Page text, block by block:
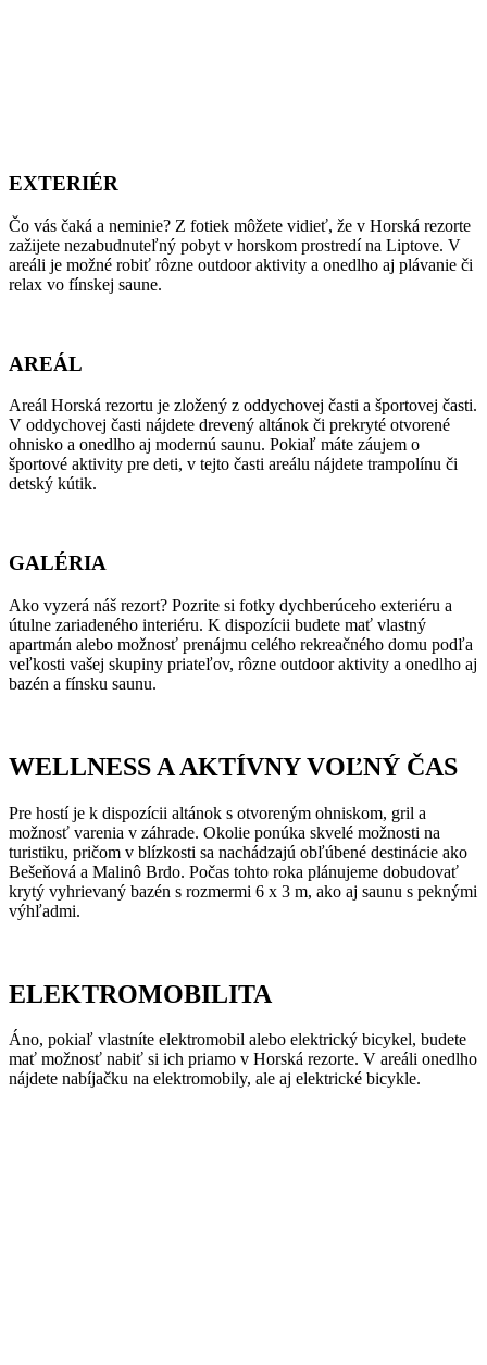
EXTERIÉR
Čo vás čaká a neminie? Z fotiek môžete vidieť, že v Horská rezorte
zažijete nezabudnuteľný pobyt v horskom prostredí na Liptove. V
areáli je možné robiť rôzne outdoor aktivity a onedlho aj plávanie či
relax vo fínskej saune.
AREÁL
Areál Horská rezortu je zložený z oddychovej časti a športovej časti.
V oddychovej časti nájdete drevený altánok či prekryté otvorené
ohnisko a onedlho aj modernú saunu. Pokiaľ máte záujem o
športové aktivity pre deti, v tejto časti areálu nájdete trampolínu či
detský kútik.
GALÉRIA
Ako vyzerá náš rezort? Pozrite si fotky dychberúceho exteriéru a
útulne zariadeného interiéru. K dispozícii budete mať vlastný
apartmán alebo možnosť prenájmu celého rekreačného domu podľa
veľkosti vašej skupiny priateľov, rôzne outdoor aktivity a onedlho aj
bazén a fínsku saunu.
WELLNESS A AKTÍVNY VOĽNÝ ČAS
Pre hostí je k dispozícii altánok s otvoreným ohniskom, gril a
možnosť varenia v záhrade. Okolie ponúka skvelé možnosti na
turistiku, pričom v blízkosti sa nachádzajú obľúbené destinácie ako
Bešeňová a Malinô Brdo. Počas tohto roka plánujeme dobudovať
krytý vyhrievaný bazén s rozmermi 6 x 3 m, ako aj saunu s peknými
výhľadmi.
ELEKTROMOBILITA
Áno, pokiaľ vlastníte elektromobil alebo elektrický bicykel, budete
mať možnosť nabiť si ich priamo v Horská rezorte. V areáli onedlho
nájdete nabíjačku na elektromobily, ale aj elektrické bicykle.